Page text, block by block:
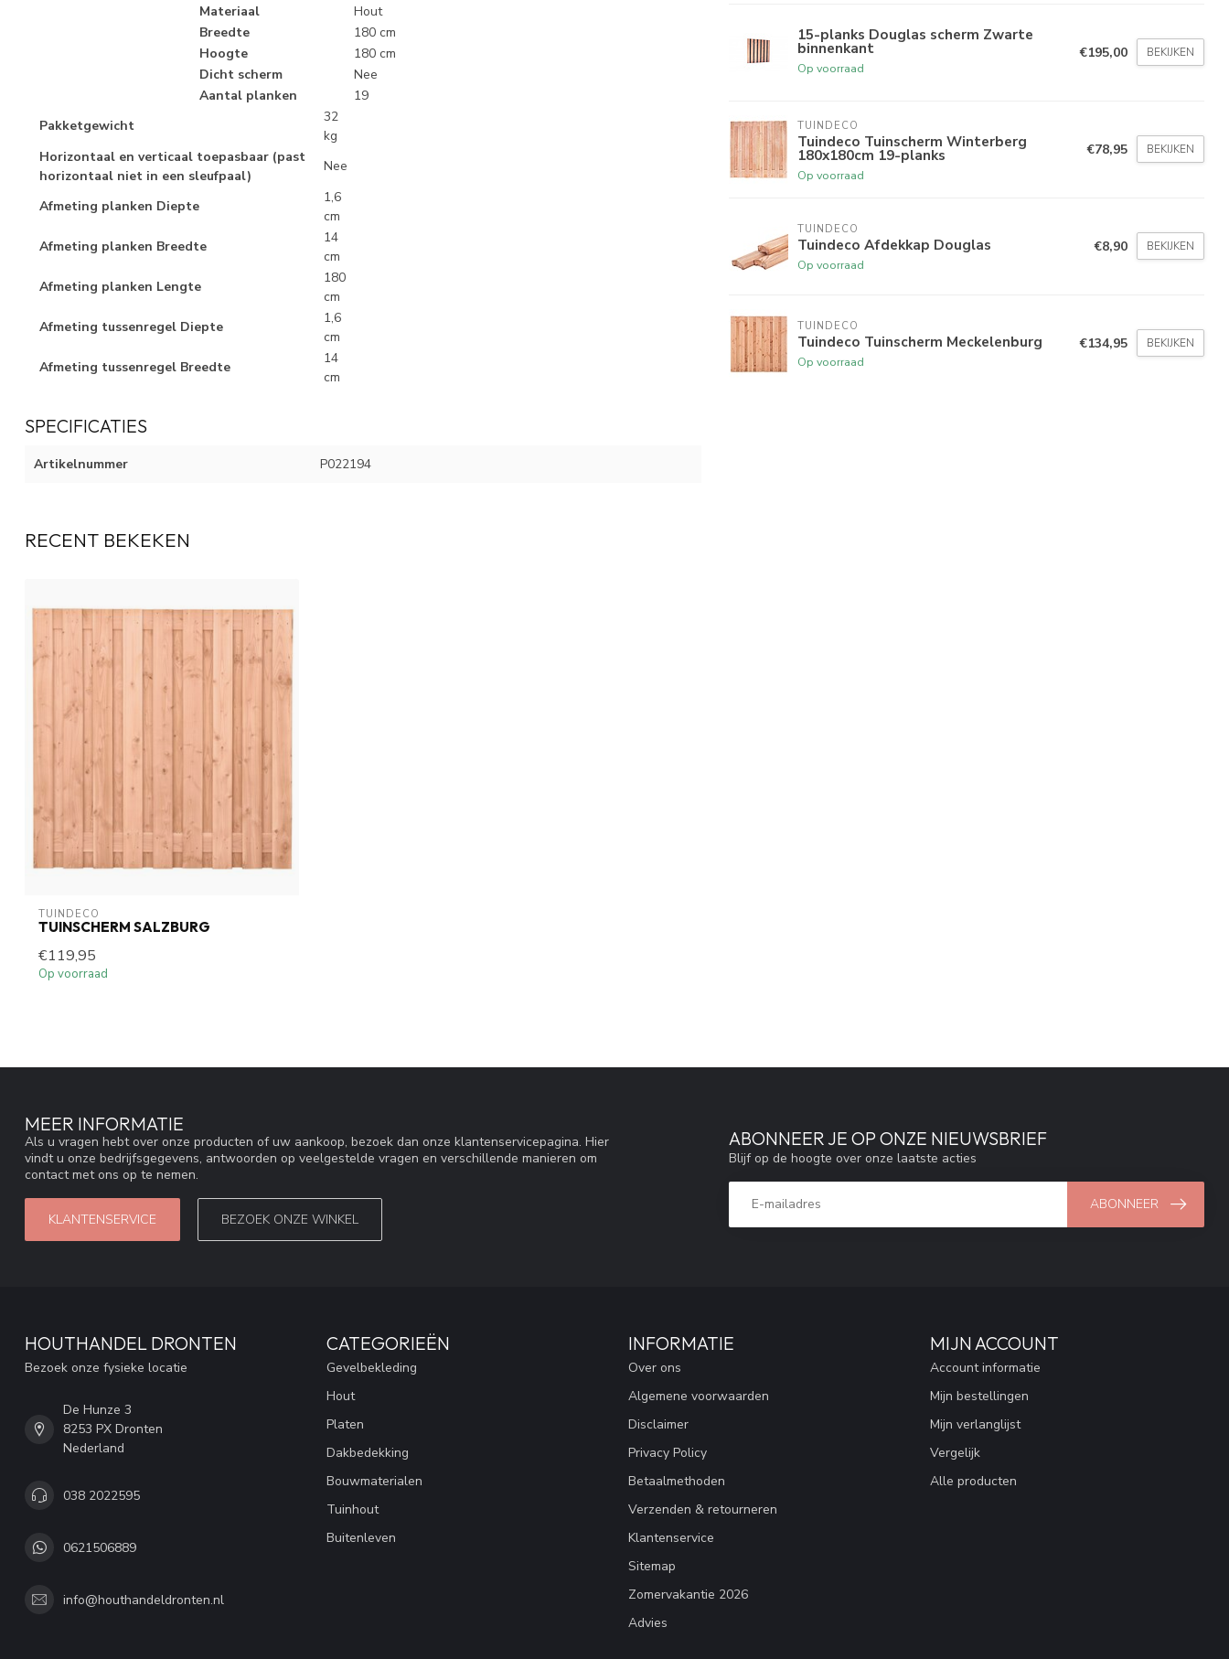
Materiaal
Hout
Breedte
180 cm
Hoogte
180 cm
Dicht scherm
Nee
Aantal planken
19
Pakketgewicht
32
kg
Horizontaal en verticaal toepasbaar (past
horizontaal niet in een sleufpaal)
Nee
Afmeting planken Diepte
1,6
cm
Afmeting planken Breedte
14
cm
Afmeting planken Lengte
180
cm
Afmeting tussenregel Diepte
1,6
cm
Afmeting tussenregel Breedte
14
cm
SPECIFICATIES
Artikelnummer P022194
15-planks Douglas scherm Zwarte
binnenkant
Op voorraad
€195,00 BEKIJKEN
TUINDECO
Tuindeco Tuinscherm Winterberg
180x180cm 19-planks
Op voorraad
€78,95 BEKIJKEN
TUINDECO
Tuindeco Afdekkap Douglas
Op voorraad
€8,90 BEKIJKEN
TUINDECO
Tuindeco Tuinscherm Meckelenburg
Op voorraad
€134,95 BEKIJKEN
RECENT BEKEKEN
TUINDECO
TUINSCHERM SALZBURG
€119,95
Op voorraad
MEER INFORMATIE
Als u vragen hebt over onze producten of uw aankoop, bezoek dan onze klantenservicepagina. Hier
vindt u onze bedrijfsgegevens, antwoorden op veelgestelde vragen en verschillende manieren om
contact met ons op te nemen.
KLANTENSERVICE BEZOEK ONZE WINKEL
ABONNEER JE OP ONZE NIEUWSBRIEF
Blijf op de hoogte over onze laatste acties
ABONNEER
HOUTHANDEL DRONTEN
Bezoek onze fysieke locatie
De Hunze 3
8253 PX Dronten
Nederland
038 2022595
0621506889
info@houthandeldronten.nl
CATEGORIEËN
Gevelbekleding
Hout
Platen
Dakbedekking
Bouwmaterialen
Tuinhout
Buitenleven
INFORMATIE
Over ons
Algemene voorwaarden
Disclaimer
Privacy Policy
Betaalmethoden
Verzenden & retourneren
Klantenservice
Sitemap
Zomervakantie 2026
Advies
MIJN ACCOUNT
Account informatie
Mijn bestellingen
Mijn verlanglijst
Vergelijk
Alle producten